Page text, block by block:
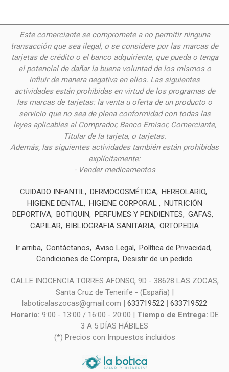
Este comerciante se compromete a no permitir ninguna
transacción que sea ilegal, o se considere por las marcas de
tarjetas de crédito o el banco adquiriente, que pueda o tenga
el potencial de dañar la buena voluntad de los mismos o
influir de manera negativa en ellos. Las siguientes
actividades están prohibidas en virtud de los programas de
las marcas de tarjetas: la venta u oferta de un producto o
servicio que no sea de plena conformidad con todas las
leyes aplicables al Comprador, Banco Emisor, Comerciante,
Titular de la tarjeta, o tarjetas.
Además, las siguientes actividades también están prohibidas
explícitamente:
- Vender medicamentos
CUIDADO INFANTIL DERMOCOSMÉTICA HERBOLARIO
HIGIENE DENTAL HIGIENE CORPORAL
NUTRICIÓN
DEPORTIVA BOTIQUIN PERFUMES Y PENDIENTES
GAFAS
CAPILAR BIBLIOGRAFIA SANITARIA ORTOPEDIA
Ir arriba Contáctanos Aviso Legal
Política de Privacidad
Condiciones de Compra Desistir de un pedido
CALLE INOCENCIA TORRES AFONSO, 9D - 38628 LAS ZOCAS,
Santa Cruz de Tenerife - (España) |
laboticalaszocas@gmail.com | 633719522 | 633719522
Horario: 9:00 - 13:00 / 16:00 - 20:00 | Tiempo de Entrega: DE
3 A 5 DÍAS HÁBILES
(*) Precios con Impuestos incluidos